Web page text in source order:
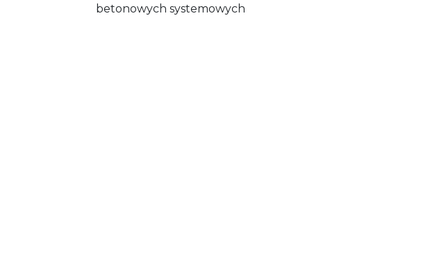
betonowych systemowych